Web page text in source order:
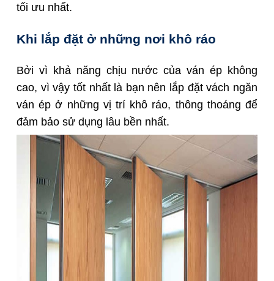
tối ưu nhất.
Khi lắp đặt ở những nơi khô ráo
Bởi vì khả năng chịu nước của ván ép không
cao, vì vậy tốt nhất là bạn nên lắp đặt vách ngăn
ván ép ở những vị trí khô ráo, thông thoáng để
đảm bảo sử dụng lâu bền nhất.